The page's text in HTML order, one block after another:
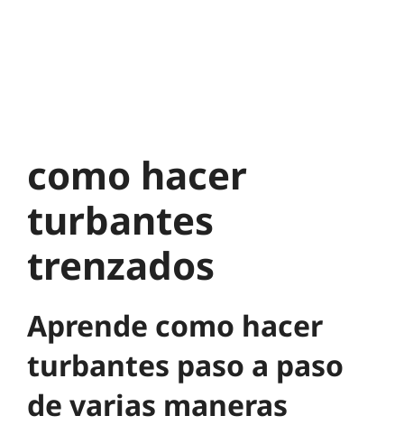
como hacer
turbantes
trenzados
Aprende como hacer
turbantes paso a paso
de varias maneras